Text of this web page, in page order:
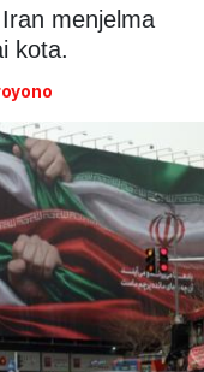
menjelma
kota.